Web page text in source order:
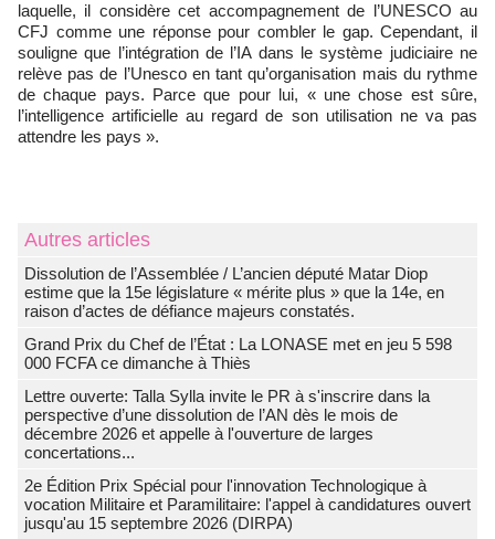
laquelle, il considère cet accompagnement de l’UNESCO au
CFJ comme une réponse pour combler le gap. Cependant, il
souligne que l’intégration de l’IA dans le système judiciaire ne
relève pas de l’Unesco en tant qu’organisation mais du rythme
de chaque pays. Parce que pour lui, « une chose est sûre,
l’intelligence artificielle au regard de son utilisation ne va pas
attendre les pays ».
Autres articles
Dissolution de l’Assemblée / L’ancien député Matar Diop
estime que la 15e législature « mérite plus » que la 14e, en
raison d’actes de défiance majeurs constatés.
Grand Prix du Chef de l’État : La LONASE met en jeu 5 598
000 FCFA ce dimanche à Thiès
Lettre ouverte: Talla Sylla invite le PR à s'inscrire dans la
perspective d’une dissolution de l’AN dès le mois de
décembre 2026 et appelle à l'ouverture de larges
concertations...
2e Édition Prix Spécial pour l'innovation Technologique à
vocation Militaire et Paramilitaire: l'appel à candidatures ouvert
jusqu'au 15 septembre 2026 (DIRPA)